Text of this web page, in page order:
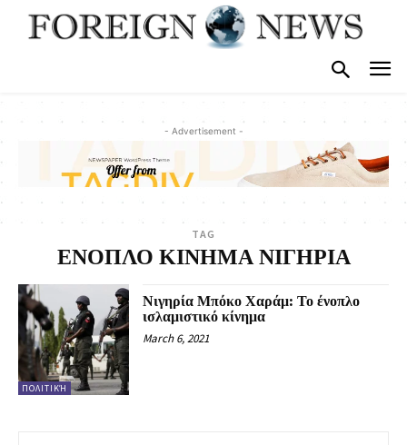
- Advertisement -
TAG
ΕΝΟΠΛΟ ΚΙΝΗΜΑ ΝΙΓΗΡΙΑ
ΠΟΛΙΤΙΚΉ
Νιγηρία Μπόκο Χαράμ: Το ένοπλο
ισλαμιστικό κίνημα
March 6, 2021